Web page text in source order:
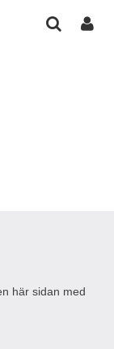
här sidan med